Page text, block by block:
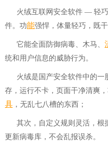
火绒互联网安全软件 — 轻
件。功能强悍，体量轻巧，既干
它能全面防御病毒、木马、
统和用户信息的威胁行为。
火绒是国产安全软件中的一
存，运行不卡，页面干净清爽
具 ，无乱七八槽的东西；
其次，自定义规则灵活，根
更新病毒库，不会乱报误杀。